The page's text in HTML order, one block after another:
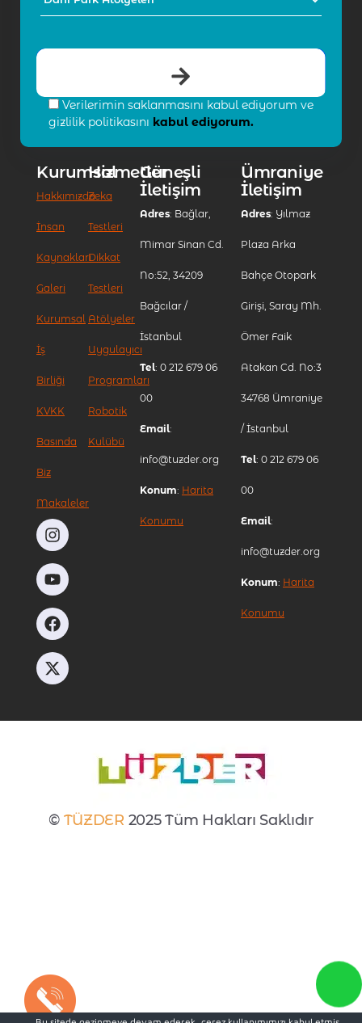
Verilerimin saklanmasını kabul ediyorum ve
gizlilik politikasını kabul ediyorum.
Kurumsal
Hakkımızda
İnsan
Kaynakları
Galeri
Kurumsal
İş
Birliği
KVKK
Basında
Biz
Makaleler
Hizmetler
Zeka
Testleri
Dikkat
Testleri
Atölyeler
Uygulayıcı
Programları
Robotik
Kulübü
Güneşli
İletişim
Adres: Bağlar,
Mimar Sinan Cd.
No:52, 34209
Bağcılar /
İstanbul
Tel: 0 212 679 06
00
Email:
info@tuzder.org
Konum: Harita
Konumu
Ümraniye
İletişim
Adres: Yılmaz
Plaza Arka
Bahçe Otopark
Girişi, Saray Mh.
Ömer Faik
Atakan Cd. No:3
34768 Ümraniye
/ İstanbul
Tel: 0 212 679 06
00
Email:
info@tuzder.org
Konum: Harita
Konumu
© TÜZDER 2025 Tüm Hakları Saklıdır